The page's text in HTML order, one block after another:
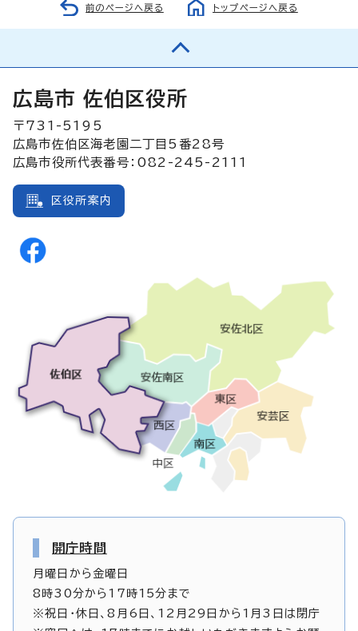
前のページへ戻る トップページへ戻る
広島市 佐伯区役所
〒731-5195
広島市佐伯区海老園二丁目5番28号
広島市役所代表番号：082-245-2111
区役所案内
開庁時間
月曜日から金曜日
8時30分から17時15分まで
※祝日・休日、8月6日、12月29日から1月3日は閉庁